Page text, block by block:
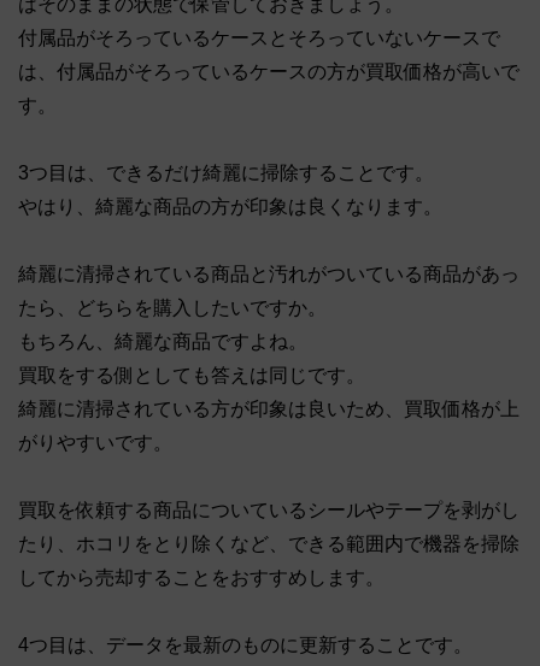
はそのままの状態で保管しておきましょう。
付属品がそろっているケースとそろっていないケースで
は、付属品がそろっているケースの方が買取価格が高いで
す。
3つ目は、できるだけ綺麗に掃除することです。
やはり、綺麗な商品の方が印象は良くなります。
綺麗に清掃されている商品と汚れがついている商品があっ
たら、どちらを購入したいですか。
もちろん、綺麗な商品ですよね。
買取をする側としても答えは同じです。
綺麗に清掃されている方が印象は良いため、買取価格が上
がりやすいです。
買取を依頼する商品についているシールやテープを剥がし
たり、ホコリをとり除くなど、できる範囲内で機器を掃除
してから売却することをおすすめします。
4つ目は、データを最新のものに更新することです。